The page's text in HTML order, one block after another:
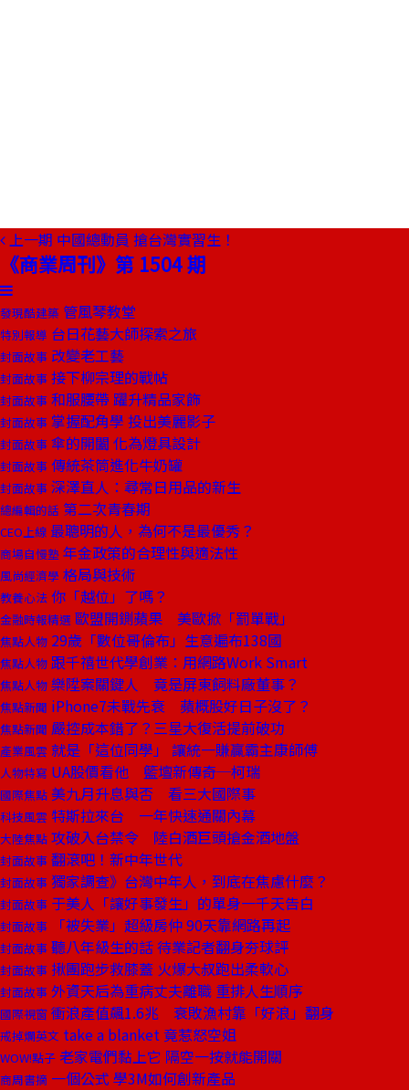
上一期 中國總動員 搶台灣實習生！
《商業周刊》第 1504 期
發現酷建築 管風琴教堂
特別報導 台日花藝大師探索之旅
封面故事 改變老工藝
封面故事 接下柳宗理的戰帖
封面故事 和服腰帶 躍升精品家飾
封面故事 掌握配角學 投出美麗影子
封面故事 傘的開闔 化為燈具設計
封面故事 傳統茶筒進化牛奶罐
封面故事 深澤直人：尋常日用品的新生
總編輯的話 第二次青春期
CEO上線 最聰明的人，為何不是最優秀？
商場自慢塾 年金政策的合理性與適法性
風尚經濟學 格局與技術
教養心法 你「越位」了嗎？
金融時報精選 歐盟開鍘蘋果 美歐掀「罰單戰」
焦點人物 29歲「數位哥倫布」生意遍布138國
焦點人物 跟千禧世代學創業：用網路Work Smart
焦點人物 樂陞案關鍵人 竟是屏東飼料廠董事？
焦點新聞 iPhone7未戰先衰 蘋概股好日子沒了？
焦點新聞 嚴控成本錯了？三星大復活提前破功
產業風雲 就是「這位同學」 讓統一賺贏霸主康師傅
人物特寫 UA股價看他 籃壇新傳奇─柯瑞
國際焦點 美九月升息與否 看三大國際事
科技風雲 特斯拉來台 一年快速通關內幕
大陸焦點 攻破入台禁令 陸白酒巨頭搶金酒地盤
封面故事 翻滾吧！新中年世代
封面故事 獨家調查》台灣中年人，到底在焦慮什麼？
封面故事 于美人「讓好事發生」的單身一千天告白
封面故事 「被失業」超級房仲 90天靠網路再起
封面故事 聽八年級生的話 待業記者翻身夯球評
封面故事 揪團跑步救膝蓋 火爆大叔跑出柔軟心
封面故事 外資天后為重病丈夫離職 重排人生順序
國際視窗 衝浪產值飆1.6兆 衰敗漁村靠「好浪」翻身
戒掉爛英文 take a blanket 竟惹怒空姐
WOW!點子 老家電們黏上它 隔空一按就能開關
商周書摘 一個公式 學3M如何創新產品